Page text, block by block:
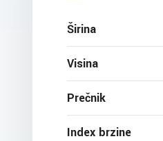
Širina
Visina
Prečnik
Index brzine